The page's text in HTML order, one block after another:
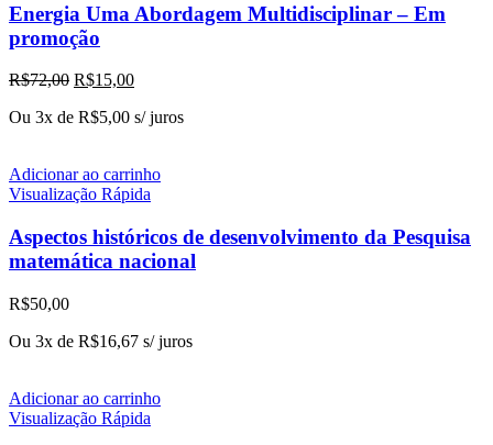
Energia Uma Abordagem Multidisciplinar – Em
promoção
R$72,00 O
original
R$15,00O
atual
Ou 3x de R$5,00 s/ juros
Adicionar ao carrinho
Visualização Rápida
Aspectos históricos de desenvolvimento da Pesquisa
matemática nacional
R$50,00
Ou 3x de R$16,67 s/ juros
Adicionar ao carrinho
Visualização Rápida